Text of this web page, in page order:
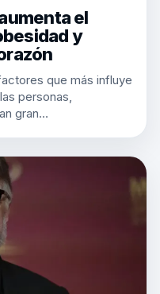
el
y
que más influye
personas,
gran…